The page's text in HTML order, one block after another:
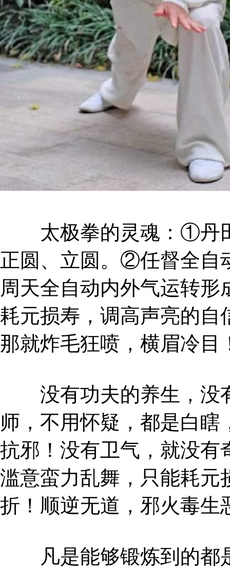
太极拳的灵魂：①丹田
正圆、立圆。②任督全自
周天全自动内外气运转
耗元损寿，调高声亮的自
那就炸毛狂喷，横眉冷目
没有功夫的养生，没
师，不用怀疑，都是白
抗邪！没有卫气，就没有
滥意蛮力乱舞，只能耗元
折！顺逆无道，邪火毒生
凡是能够锻炼到的都